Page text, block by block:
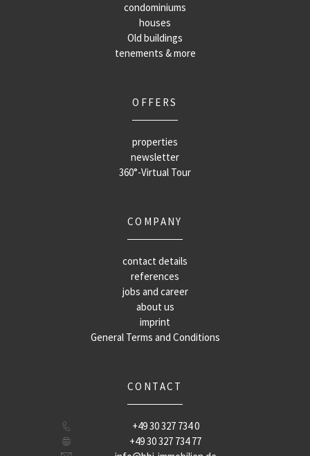
condominiums
houses
Old buildings
tenements & more
OFFERS
properties
newsletter
360°-Virtual Tour
COMPANY
contact details
references
jobs and career
about us
imprint
General Terms and Conditions
CONTACT
+49 30 327 734 0
+49 30 327 734 77